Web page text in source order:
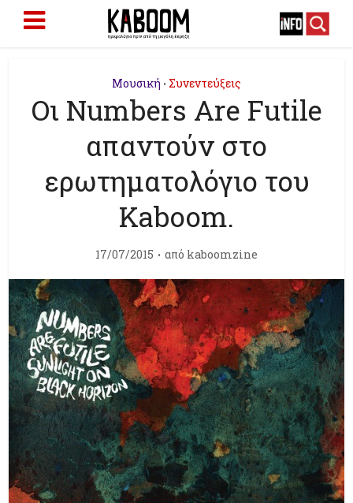
Μουσική • Συνεντεύξεις
Οι Numbers Are Futile
απαντούν στο
ερωτηματολόγιο του
Kaboom.
17/07/2015 από kaboomzine